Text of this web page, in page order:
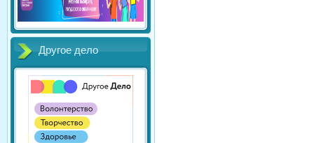
Другое дело